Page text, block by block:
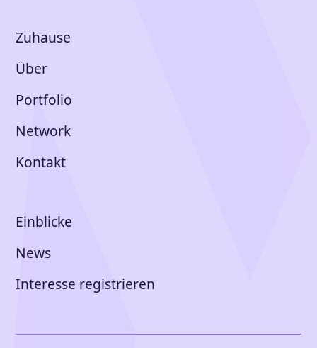
Zuhause
Über
Portfolio
Network
Kontakt
Einblicke
News
Interesse registrieren